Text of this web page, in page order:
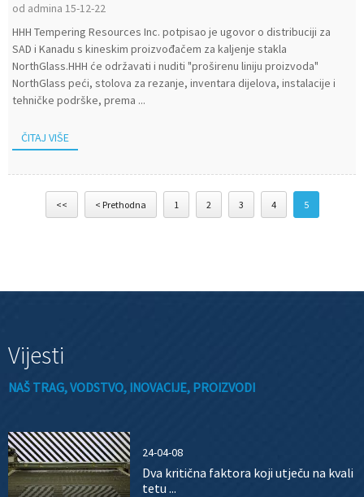
od admina 15-12-22
HHH Tempering Resources Inc. potpisao je ugovor o distribuciji za
SAD i Kanadu s kineskim proizvođačem za kaljenje stakla
NorthGlass.HHH će održavati i nuditi "proširenu liniju proizvoda"
NorthGlass peći, stolova za rezanje, inventara dijelova, instalacije i
tehničke podrške, prema ...
ČITAJ VIŠE
<< < Prethodna 1 2 3 4 5
Vijesti
NAŠ TRAG, VODSTVO, INOVACIJE, PROIZVODI
24-04-08
Dva kritična faktora koji utječu na kvali
tetu ...